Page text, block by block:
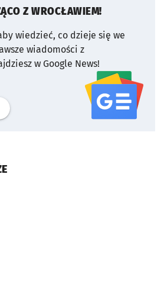
Z WROCŁAWIEM!
wiedzieć, co dzieje się we
wiadomości z
w Google News!
serwisu